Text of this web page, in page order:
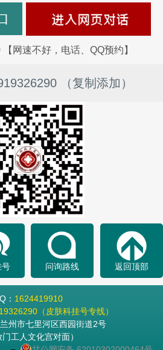
【网速不好，电话、QQ预约】
（复制添加）
号 问询路线 返回顶部
： 1624419910
（皮肤科挂号专线）
州市七里河区西园街道2号
门工人文化宫对面）